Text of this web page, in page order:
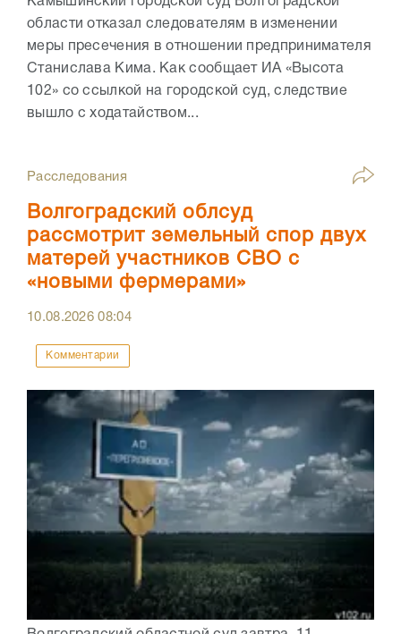
области отказал следователям в изменении
меры пресечения в отношении предпринимателя
Станислава Кима. Как сообщает ИА «Высота
102» со ссылкой на городской суд, следствие
вышло с ходатайством...
Расследования
Волгоградский облсуд
рассмотрит земельный спор двух
матерей участников СВО с
«новыми фермерами»
10.08.202608:04
Комментарии